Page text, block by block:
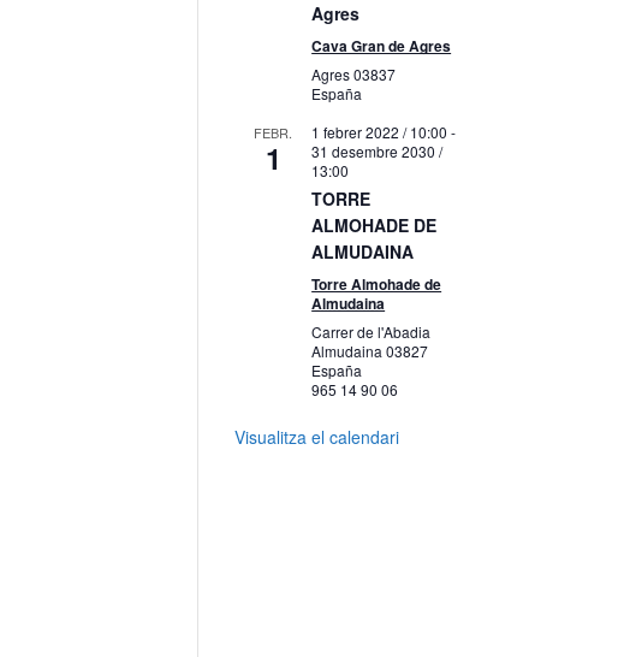
Agres
Cava Gran de Agres
Agres03837
España
FEBR.
1
1 febrer 2022 / 10:00 -
31 desembre 2030 /
13:00
TORRE
ALMOHADE DE
ALMUDAINA
Torre Almohade de
Almudaina
Carrer de l'Abadia
Almudaina03827
España
965 14 90 06
Visualitza el calendari